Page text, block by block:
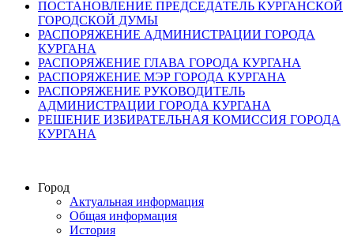
ПОСТАНОВЛЕНИЕ ПРЕДСЕДАТЕЛЬ КУРГАНСКОЙ
ГОРОДСКОЙ ДУМЫ
РАСПОРЯЖЕНИЕ АДМИНИСТРАЦИИ ГОРОДА
КУРГАНА
РАСПОРЯЖЕНИЕ ГЛАВА ГОРОДА КУРГАНА
РАСПОРЯЖЕНИЕ МЭР ГОРОДА КУРГАНА
РАСПОРЯЖЕНИЕ РУКОВОДИТЕЛЬ
АДМИНИСТРАЦИИ ГОРОДА КУРГАНА
РЕШЕНИЕ ИЗБИРАТЕЛЬНАЯ КОМИССИЯ ГОРОДА
КУРГАНА
Город
Актуальная информация
Общая информация
История